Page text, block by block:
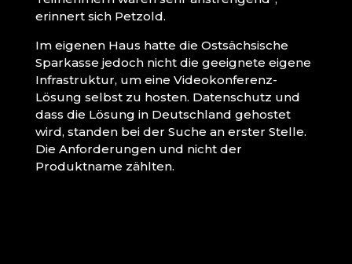
erinnert sich Petzold.
Im eigenen Haus hatte die Ostsächsische
Sparkasse jedoch nicht die geeignete eigene
Infrastruktur, um eine Videokonferenz-
Lösung selbst zu hosten. Datenschutz und
dass die Lösung in Deutschland gehostet
wird, standen bei der Suche an erster Stelle.
Die Anforderungen und nicht der
Produktname zählten.